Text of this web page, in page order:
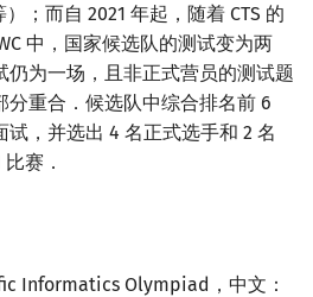
；而自 2021 年起，随着 CTS 的
中，国家候选队的测试变为两
仍为一场，且非正式营员的测试题
分重合．候选队中综合排名前 6
，并选出 4 名正式选手和 2 名
赛．
Informatics Olympiad，中文：